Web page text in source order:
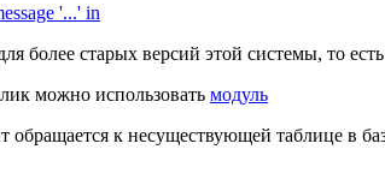
'...' in
более старых версий этой системы, то
можно использовать модуль
к несуществующей таблице в